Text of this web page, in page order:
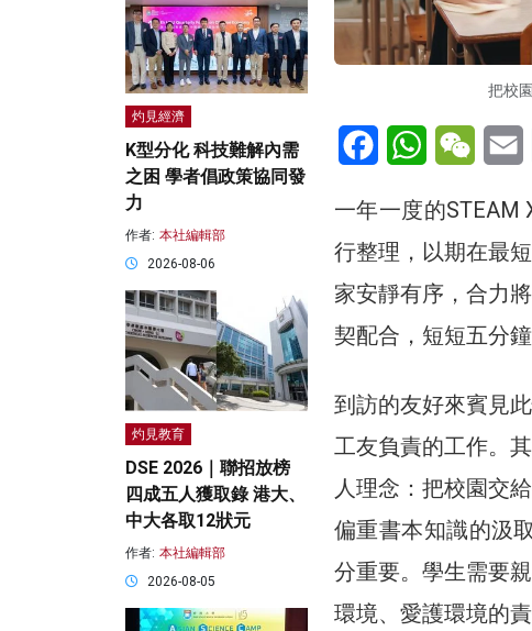
把校
FacebookWhatsApp
一年一度的STEAM
行整理，以期在最
家安靜有序，合力
契配合，短短五分
到訪的友好來賓見
工友負責的工作。
人理念：把校園交
偏重書本知識的汲
分重要。學生需要
環境、愛護環境的責
灼見經濟
K型分化 科技難解內需
之困 學者倡政策協同發
力
作者: 本社編輯部
2026-08-06
灼見教育
DSE 2026｜聯招放榜
四成五人獲取錄 港大、
中大各取12狀元
作者: 本社編輯部
2026-08-05